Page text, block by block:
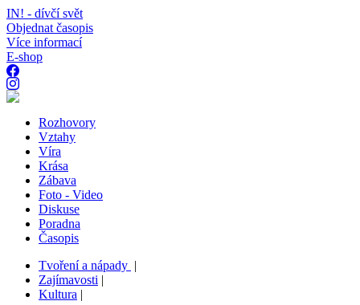
IN! - dívčí svět
Objednat časopis
Více informací
E-shop
Rozhovory
Vztahy
Víra
Krása
Zábava
Foto - Video
Diskuse
Poradna
Časopis
Tvoření a nápady |
Zajímavosti |
Kultura |